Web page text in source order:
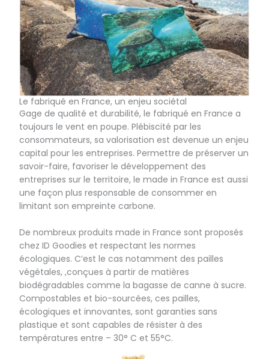
Le fabriqué en France, un enjeu sociétal
Gage de qualité et durabilité, le fabriqué en France a
toujours le vent en poupe. Plébiscité par les
consommateurs, sa valorisation est devenue un enjeu
capital pour les entreprises. Permettre de préserver un
savoir-faire, favoriser le développement des
entreprises sur le territoire, le made in France est aussi
une façon plus responsable de consommer en
limitant son empreinte carbone.
De nombreux produits made in France sont proposés
chez ID Goodies et respectant les normes
écologiques. C’est le cas notamment des pailles
végétales, ,conçues à partir de matières
biodégradables comme la bagasse de canne à sucre.
Compostables et bio-sourcées, ces pailles,
écologiques et innovantes, sont garanties sans
plastique et sont capables de résister à des
températures entre – 30° C et 55°C.